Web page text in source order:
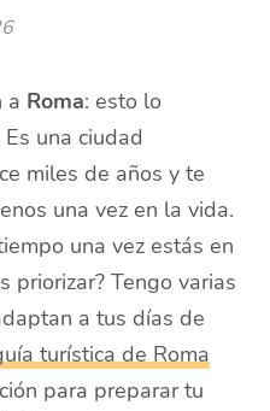
a Roma: esto lo
una ciudad
miles de años y te
una vez en la vida.
una vez estás en
priorizar? Tengo varias
a tus días de
turística de Roma
para preparar tu